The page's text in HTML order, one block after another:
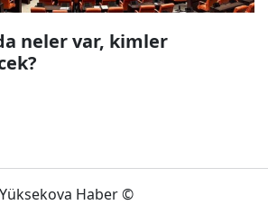
neler var, kimler
Yüksekova Haber ©